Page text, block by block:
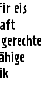
eis